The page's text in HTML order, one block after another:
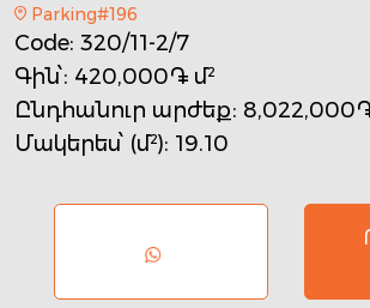
Parking#196
Code: 320/11-2/7
Գին՝: 420,000֏ մ²
Ընդհանուր արժեք:
Մակերես՝ (մ²): 19.10